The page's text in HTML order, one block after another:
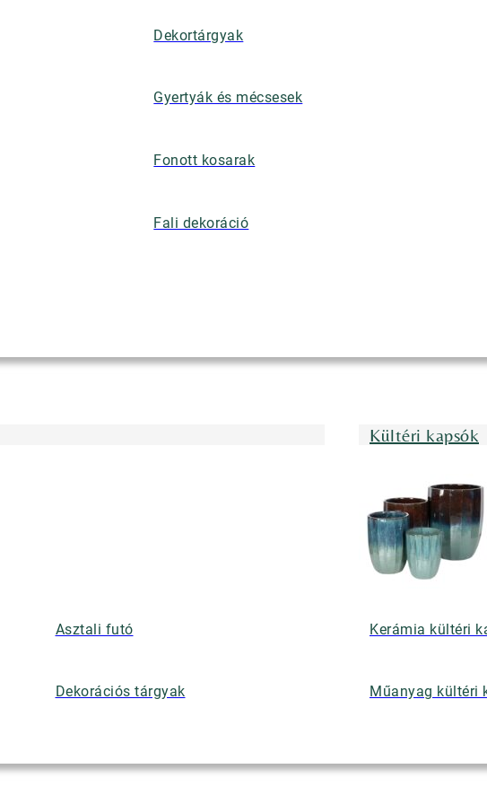
Dekortárgyak
Gyertyák és mécsesek
Fonott kosarak
Fali dekoráció
Asztali futó
Dekorációs tárgyak
Kültéri kapsók
Kerámia kültéri
Műanyag kültéri